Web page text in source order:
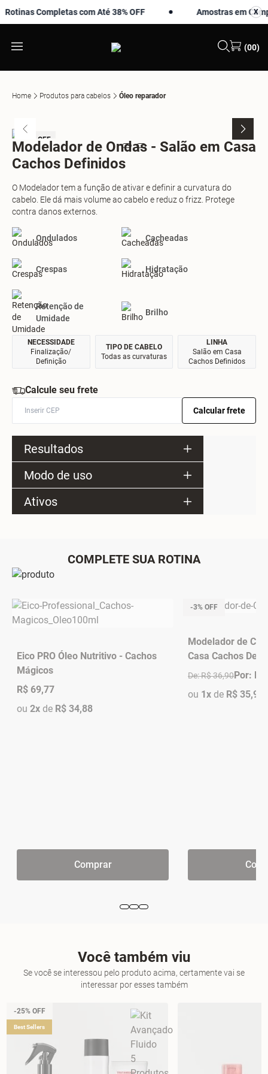
X
Completas com Até 38% OFF Amostras em
X
(00)
Home Produtos para cabelos Óleo reparador
-14% OFF
Modelador de Ondas - Salão em Casa
Cachos Definidos
O Modelador tem a função de ativar e definir a curvatura do
cabelo. Ele dá mais volume ao cabelo e reduz o frizz. Protege
contra danos externos.
Ondulados Cacheadas
Crespas Hidratação
Retenção de
Umidade
Brilho
NECESSIDADE
Finalização/
Definição
TIPO DE CABELO
Todas as curvaturas
LINHA
Salão em Casa
Cachos Definidos
Calcule seu frete
Calcular frete
Resultados
Modo de uso
Ativos
COMPLETE SUA ROTINA
Eico PRO Óleo Nutritivo - Cachos
Mágicos
R$ 69,77
ou 2x de R$ 34,88
Comprar
-3% OFF
Modelador de
Casa Cachos
De: R$ 36,90Por:
ou 1x de R$ 35,90
Você também viu
Se você se interessou pelo produto acima, certamente vai se
interessar por esses também
-25% OFF
Best Sellers